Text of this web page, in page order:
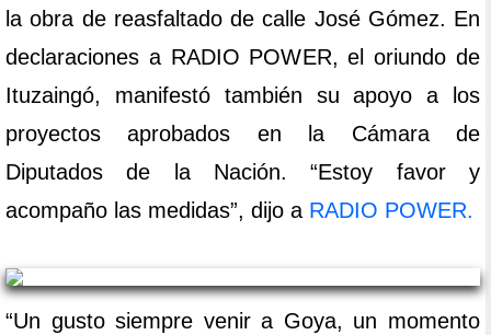
la obra de reasfaltado de calle José Gómez. En
declaraciones a RADIO POWER, el oriundo de
Ituzaingó, manifestó también su apoyo a los
proyectos aprobados en la Cámara de
Diputados de la Nación. “Estoy favor y
acompaño las medidas”, dijo a RADIO POWER.
“Un gusto siempre venir a Goya, un momento